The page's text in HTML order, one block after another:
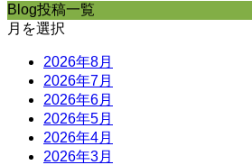
Blog投稿一覧
月を選択
2026年8月
2026年7月
2026年6月
2026年5月
2026年4月
2026年3月